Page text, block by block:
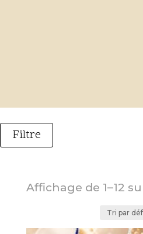
Filtre
Catégorie
AVI-8
Affichage de 1–12